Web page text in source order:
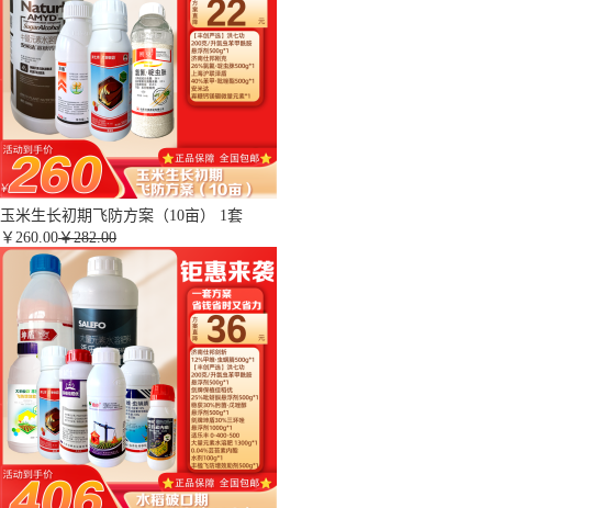
玉米生长初期飞防方案（10亩） 1套
￥ 260.00￥282.00